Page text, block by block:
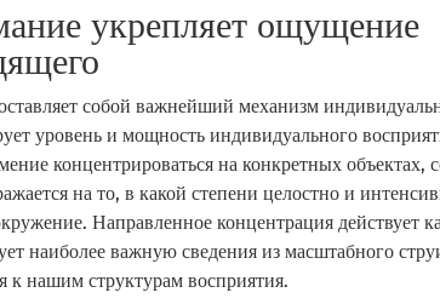
укрепляет ощущение
собой важнейший механизм
уровень и мощность индивидуального
концентрироваться на конкретных объектах,
на то, в какой степени целостно и
Направленное концентрация действует
наиболее важную сведения из масштабного
к нашим структурам восприятия.